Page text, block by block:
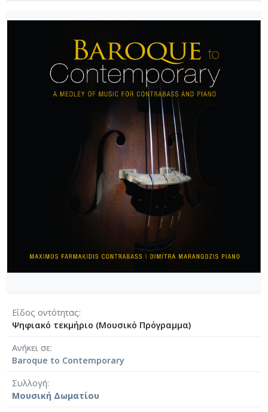
Είδος οντότητας
Ψηφιακό τεκμήριο (Μουσικό Πρόγραμμα)
Ανήκει σε
Baroque to Contemporary
Συλλογή
Μουσική Δωματίου